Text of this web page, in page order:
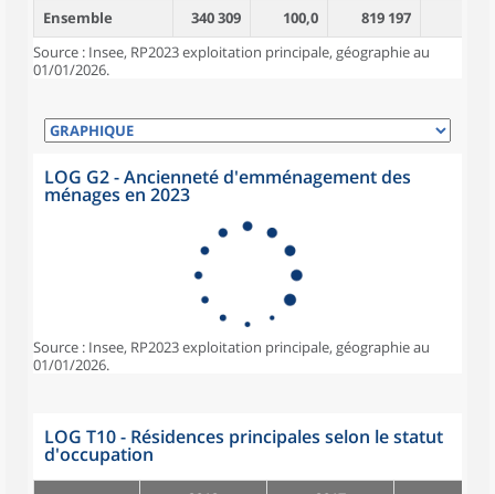
Ensemble
340 309 100,0 819 197
Source : Insee, RP2023 exploitation principale, géographie au
01/01/2026.
LOG G2 - Ancienneté d'emménagement des
ménages en 2023
Source : Insee, RP2023 exploitation principale, géographie au
01/01/2026.
LOG T10 - Résidences principales selon le statut
d'occupation